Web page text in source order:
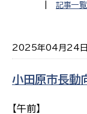
記事一覧
2025年04月24
小田原市長動向
【午前】